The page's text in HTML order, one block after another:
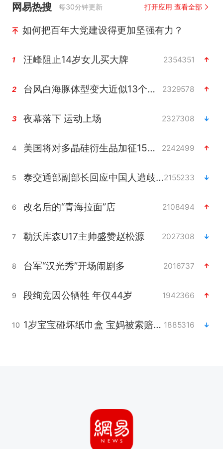
网易热搜 每30分钟更新 打开应用 查看全部
如何把百年大党建设得更加坚强有力？
1 汪峰阻止14岁女儿买大牌 2354351
2 台风白海豚体型变大近似13个浙江面积 2329578
3 夜幕落下 运动上场 2327308
4 美国将对多晶硅衍生品加征15%关税 2242499
5 泰交通部副部长回应中国人遭歧视手势2155233
6 改名后的“青海拉面”店 2108494
7 勒沃库森U17主帅盛赞赵松源 2027308
8 台军“汉光秀”开场闹剧多 2016737
9 段绚竞因公牺牲 年仅44岁 1942366
10 1岁宝宝碰坏纸巾盒 宝妈被索赔924元 1885316